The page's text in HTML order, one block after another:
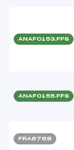
ANAF0153.FFS
ANAF0155.FFS
FRA6768